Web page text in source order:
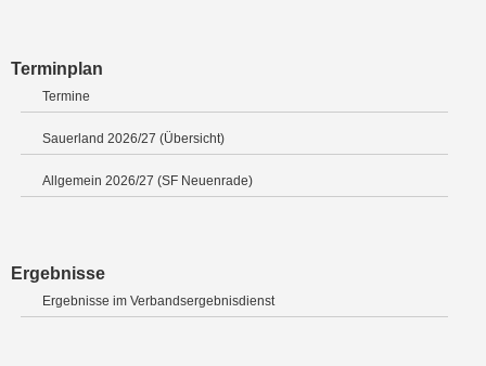
Terminplan
Termine
Sauerland 2026/27 (Übersicht)
Allgemein 2026/27 (SF Neuenrade)
Ergebnisse
Ergebnisse im Verbandsergebnisdienst